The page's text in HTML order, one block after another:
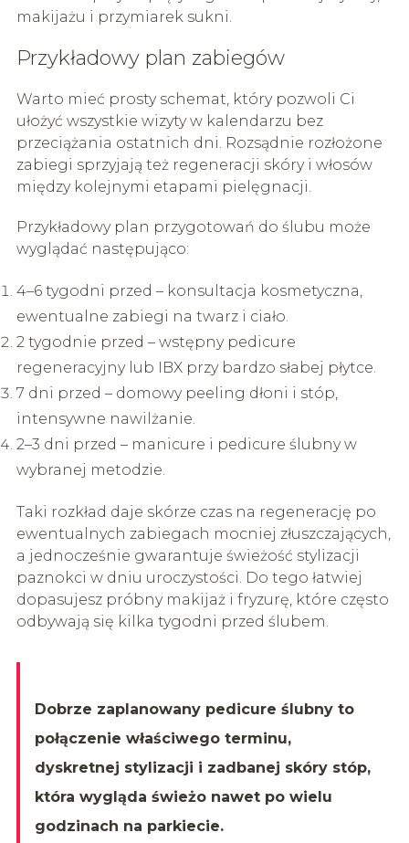
makijażu i przymiarek sukni.
Przykładowy plan zabiegów
Warto mieć prosty schemat, który pozwoli Ci
ułożyć wszystkie wizyty w kalendarzu bez
przeciążania ostatnich dni. Rozsądnie rozłożone
zabiegi sprzyjają też regeneracji skóry i włosów
między kolejnymi etapami pielęgnacji.
Przykładowy plan przygotowań do ślubu może
wyglądać następująco:
4–6 tygodni przed – konsultacja kosmetyczna,
ewentualne zabiegi na twarz i ciało.
2 tygodnie przed – wstępny pedicure
regeneracyjny lub IBX przy bardzo słabej płytce.
7 dni przed – domowy peeling dłoni i stóp,
intensywne nawilżanie.
2–3 dni przed – manicure i pedicure ślubny w
wybranej metodzie.
Taki rozkład daje skórze czas na regenerację po
ewentualnych zabiegach mocniej złuszczających,
a jednocześnie gwarantuje świeżość stylizacji
paznokci w dniu uroczystości. Do tego łatwiej
dopasujesz próbny makijaż i fryzurę, które często
odbywają się kilka tygodni przed ślubem.
Dobrze zaplanowany pedicure ślubny to
połączenie właściwego terminu,
dyskretnej stylizacji i zadbanej skóry stóp,
która wygląda świeżo nawet po wielu
godzinach na parkiecie.